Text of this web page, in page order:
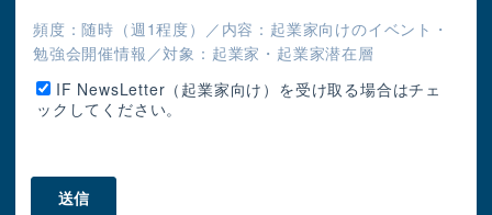
頻度：随時（週1程度）／内容：起業家向けのイベント・
勉強会開催情報／対象：起業家・起業家潜在層
IF NewsLetter（起業家向け）を受け取る場合はチェ
ックしてください。